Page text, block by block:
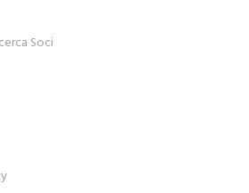
Soci